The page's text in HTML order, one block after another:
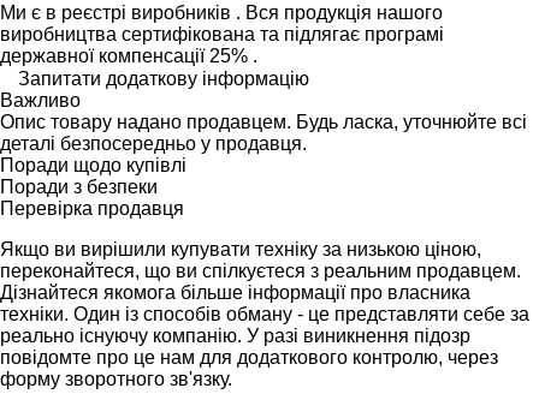
Ми є в реєстрі виробників . Вся продукція нашого
виробництва сертифікована та підлягає програмі
державної компенсації 25% .
Запитати додаткову інформацію
Важливо
Опис товару надано продавцем. Будь ласка, уточнюйте всі
деталі безпосередньо у продавця.
Поради щодо купівлі
Поради з безпеки
Перевірка продавця
Якщо ви вирішили купувати техніку за низькою ціною,
переконайтеся, що ви спілкуєтеся з реальним продавцем.
Дізнайтеся якомога більше інформації про власника
техніки. Один із способів обману - це представляти себе за
реально існуючу компанію. У разі виникнення підозр
повідомте про це нам для додаткового контролю, через
форму зворотного зв'язку.